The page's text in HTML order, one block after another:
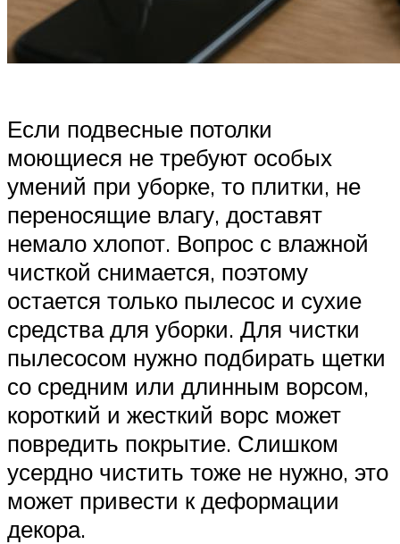
Если подвесные потолки
моющиеся не требуют особых
умений при уборке, то плитки, не
переносящие влагу, доставят
немало хлопот. Вопрос с влажной
чисткой снимается, поэтому
остается только пылесос и сухие
средства для уборки. Для чистки
пылесосом нужно подбирать щетки
со средним или длинным ворсом,
короткий и жесткий ворс может
повредить покрытие. Слишком
усердно чистить тоже не нужно, это
может привести к деформации
декора.